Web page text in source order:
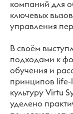
компаний для
ключевых
управления
В своём
подходами к
обучения и
принципов life-
культуру Virtu
уделено